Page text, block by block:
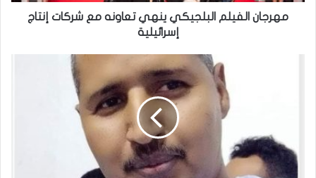
مهرجان الفيلم البلجيكي ينهي تعاونه مع شركات إنتاج
إسرائيلية